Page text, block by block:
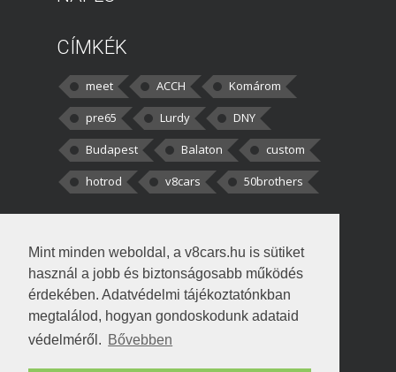
Mint minden weboldal, a v8cars.hu is sütiket
használ a jobb és biztonságosabb működés
érdekében. Adatvédelmi tájékoztatónkban
megtalálod, hogyan gondoskodunk adataid
védelméről. Bővebben
CÍMKÉK
meet ACCH
Komárom
pre65
Lurdy
DNY
Budapest
Balaton
custom
hotrod
v8cars 50brothers
kortisz:Elszúrtam! Én csak két
darabbaal számoltam. Nem tudtam, hogy fél autót,
Béke:
!fasza Örültem is nagyon, amikor